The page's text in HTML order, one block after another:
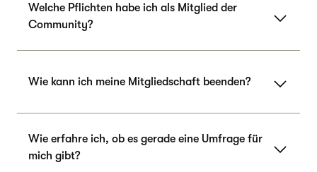
Welche Pflichten habe ich als Mitglied der
Community?
Wie kann ich meine Mitgliedschaft beenden?
Wie erfahre ich, ob es gerade eine Umfrage für
mich gibt?